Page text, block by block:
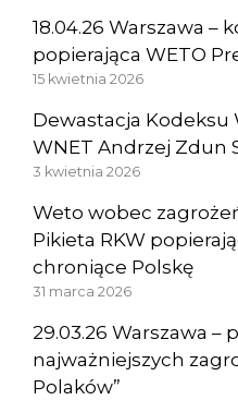
18.04.26 Warszawa –
popierająca WETO
15 kwietnia 2026
Dewastacja Kodeksu
WNET Andrzej Zdun
3 kwietnia 2026
Weto wobec
Pikieta RKW
chroniące Polskę
31 marca 2026
29.03.26 Warszawa –
najważniejszych
Polaków”